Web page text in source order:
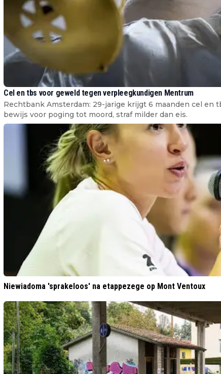
Cel en tbs voor geweld tegen verpleegkundigen Mentrum
Rechtbank Amsterdam: 29-jarige krijgt 6 maanden cel
bewijs voor poging tot moord, straf milder dan eis.
Niewiadoma 'sprakeloos' na etappezege op Mont Ventoux